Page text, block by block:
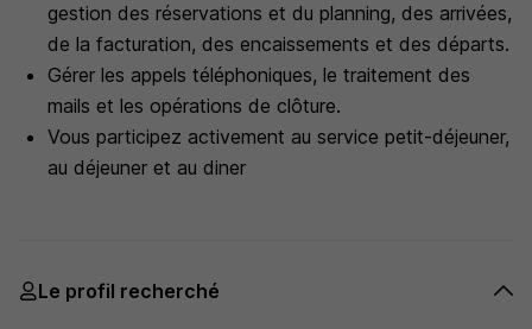
gestion des réservations et du planning, des arrivées,
de la facturation, des encaissements et des départs.
Gérer les appels téléphoniques, le traitement des
mails et les opérations de clôture.
Vous participez activement au service petit-déjeuner,
au déjeuner et au diner
Le profil recherché